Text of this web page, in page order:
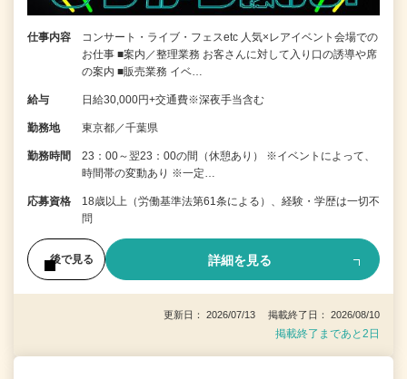
仕事内容
コンサート・ライブ・フェスetc 人気×レアイベント会場での
お仕事 ■案内／整理業務 お客さんに対して入り口の誘導や席
の案内 ■販売業務 イベ…
給与 日給30,000円+交通費※深夜手当含む
勤務地 東京都／千葉県
勤務時間
23：00～翌23：00の間（休憩あり） ※イベントによって、
時間帯の変動あり ※一定…
応募資格
18歳以上（労働基準法第61条による）、経験・学歴は一切不
問
後で見る 詳細を見る
更新日： 2026/07/13 掲載終了日： 2026/08/10
掲載終了まであと2日